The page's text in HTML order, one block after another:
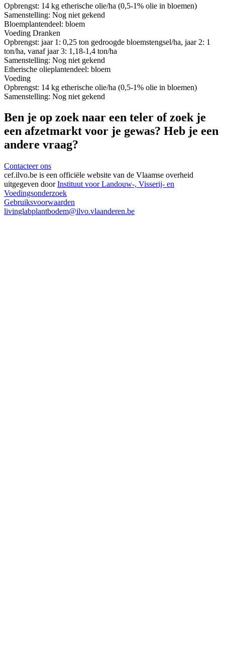
Opbrengst: 14 kg etherische olie/ha (0,5-1% olie in bloemen)
Samenstelling: Nog niet gekend
Bloemplantendeel: bloem
Voeding Dranken
Opbrengst: jaar 1: 0,25 ton gedroogde bloemstengsel/ha, jaar 2: 1
ton/ha, vanaf jaar 3: 1,18-1,4 ton/ha
Samenstelling: Nog niet gekend
Etherische olieplantendeel: bloem
Voeding
Opbrengst: 14 kg etherische olie/ha (0,5-1% olie in bloemen)
Samenstelling: Nog niet gekend
Ben je op zoek naar een teler of zoek je
een afzetmarkt voor je gewas? Heb je een
andere vraag?
Contacteer ons
cef.ilvo.be is een officiële website van de Vlaamse overheid
uitgegeven doorInstituut voor Landouw-, Visserij- en
Voedingsonderzoek
Gebruiksvoorwaarden
livinglabplantbodem@ilvo.vlaanderen.be